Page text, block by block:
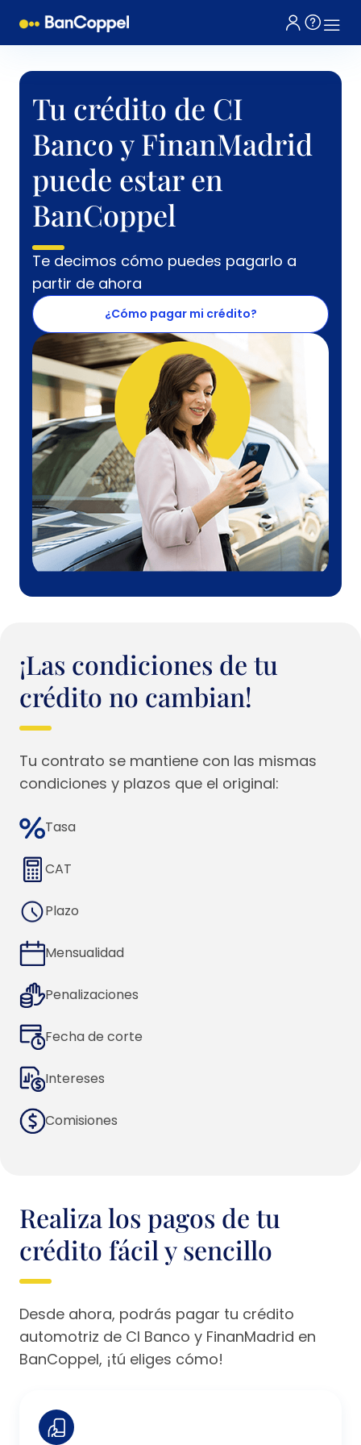
Tu crédito de CI
Banco y FinanMadrid
puede estar en
BanCoppel
Te decimos cómo puedes pagarlo a
partir de ahora
¿Cómo pagar mi crédito?
¡Las condiciones de tu
crédito no cambian!
Tu contrato se mantiene con las mismas
condiciones y plazos que el original:
Tasa
CAT
Plazo
Mensualidad
Penalizaciones
Fecha de corte
Intereses
Comisiones
Realiza los pagos de tu
crédito fácil y sencillo
Desde ahora, podrás pagar tu crédito
automotriz de CI Banco y FinanMadrid en
BanCoppel, ¡tú eliges cómo!